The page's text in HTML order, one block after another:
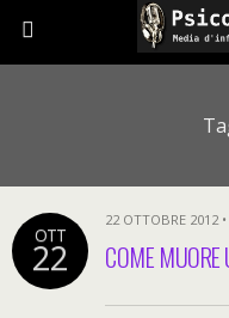
OTT
22
22 OTTOBRE 2012
COME